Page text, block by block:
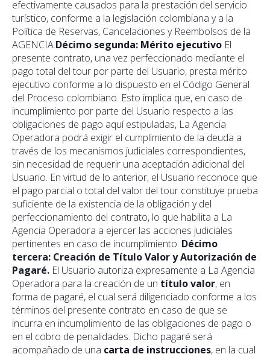
efectivamente causados para la prestación del servicio
turístico, conforme a la legislación colombiana y a la
Política de Reservas, Cancelaciones y Reembolsos de la
AGENCIA.Décimo segunda: Mérito ejecutivo El
presente contrato, una vez perfeccionado mediante el
pago total del tour por parte del Usuario, presta mérito
ejecutivo conforme a lo dispuesto en el Código General
del Proceso colombiano. Esto implica que, en caso de
incumplimiento por parte del Usuario respecto a las
obligaciones de pago aquí estipuladas, La Agencia
Operadora podrá exigir el cumplimiento de la deuda a
través de los mecanismos judiciales correspondientes,
sin necesidad de requerir una aceptación adicional del
Usuario. En virtud de lo anterior, el Usuario reconoce que
el pago parcial o total del valor del tour constituye prueba
suficiente de la existencia de la obligación y del
perfeccionamiento del contrato, lo que habilita a La
Agencia Operadora a ejercer las acciones judiciales
pertinentes en caso de incumplimiento. Décimo
tercera: Creación de Título Valor y Autorización de
Pagaré. El Usuario autoriza expresamente a La Agencia
Operadora para la creación de un título valor, en
forma de pagaré, el cual será diligenciado conforme a los
términos del presente contrato en caso de que se
incurra en incumplimiento de las obligaciones de pago o
en el cobro de penalidades. Dicho pagaré será
acompañado de una carta de instrucciones, en la cual